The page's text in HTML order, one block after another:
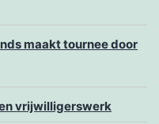
maakt tournee door
vrijwilligerswerk